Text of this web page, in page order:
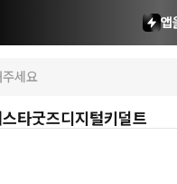
앱
스타굿즈디지털키덜트